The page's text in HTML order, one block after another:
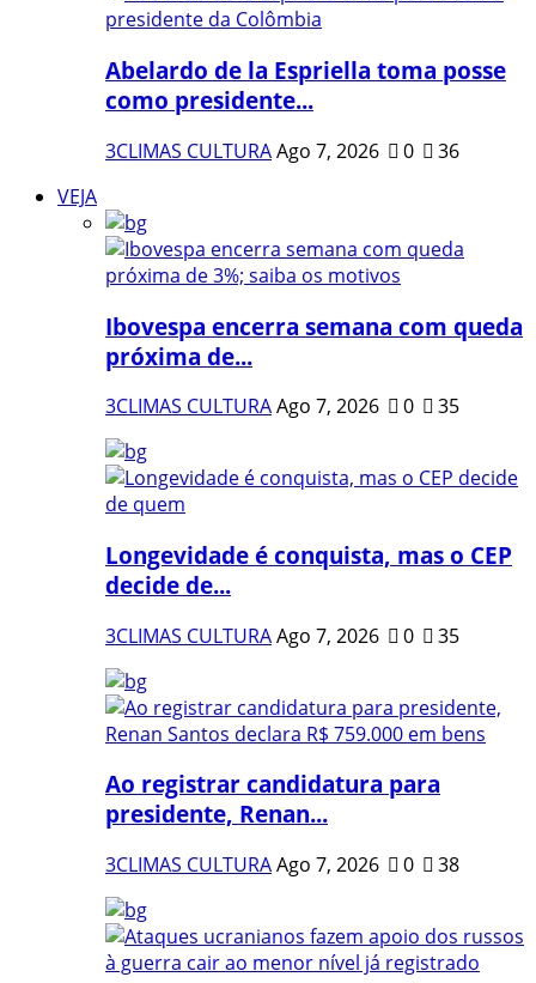
Abelardo de la Espriella toma posse
como presidente...
3CLIMAS CULTURAAgo 7, 2026 0
36
VEJA
Ibovespa encerra semana com queda
próxima de...
3CLIMAS CULTURAAgo 7, 2026 0 35
Longevidade é conquista, mas o CEP
decide de...
3CLIMAS CULTURAAgo 7, 2026 0 35
Ao registrar candidatura para
presidente, Renan...
3CLIMAS CULTURAAgo 7, 2026 0 38